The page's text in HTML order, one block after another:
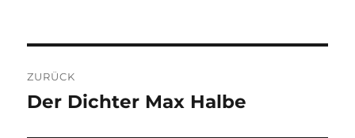
ZURÜCK
Vorheriger
Der Dichter Max Halbe